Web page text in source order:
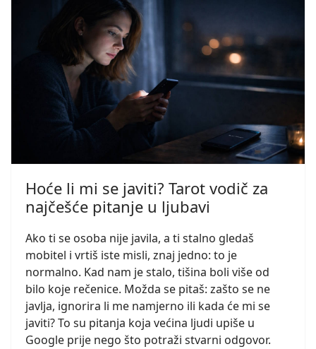
Hoće li mi se javiti? Tarot vodič za
najčešće pitanje u ljubavi
Ako ti se osoba nije javila, a ti stalno gledaš
mobitel i vrtiš iste misli, znaj jedno: to je
normalno. Kad nam je stalo, tišina boli više od
bilo koje rečenice. Možda se pitaš: zašto se ne
javlja, ignorira li me namjerno ili kada će mi se
javiti? To su pitanja koja većina ljudi upiše u
Google prije nego što potraži stvarni odgovor.